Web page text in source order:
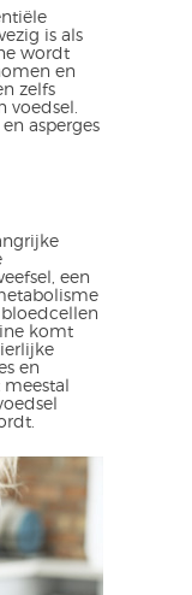
is als
wordt
en
zelfs
voedsel.
asperges
een
komt
en